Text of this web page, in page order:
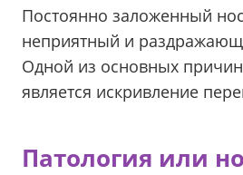
Постоянно заложенный
неприятный и
Одной из основных
является искривление
Патология или